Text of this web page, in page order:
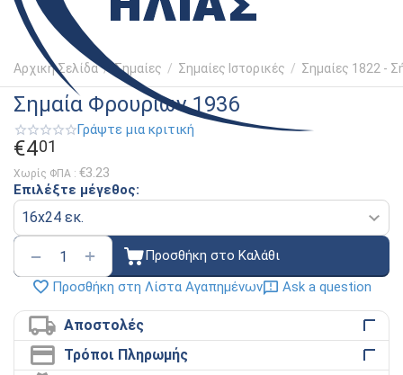
Αρχική Σελίδα / Σημαίες / Σημαίες Ιστορικές / Σημαίες 1822 -
Σημαία Φρουρίων 1936
Γράψτε μια κριτική
€401
Χωρίς ΦΠΑ : €3.23
Επιλέξτε μέγεθος:
+
−
Προσθήκη στο Καλάθι
Προσθήκη στη Λίστα Αγαπημένων
Ask a question
Αποστολές
Τρόποι Πληρωμής